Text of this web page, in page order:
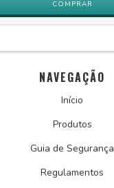
NAVEGAÇÃO
Início
Produtos
Guia de Segurança
Regulamentos